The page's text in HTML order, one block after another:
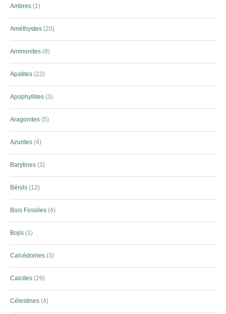
Ambres 1
Améthystes 20
Ammonites 8
Apatites 23
Apophyllites 3
Aragonites 5
Azurites 4
Barytines 3
Béryls 12
Bois Fossiles 4
Bojis 1
Calcédoines 3
Calcites 29
Célestines 4